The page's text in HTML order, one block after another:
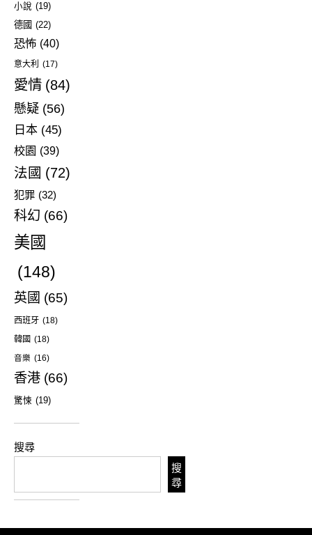
小說 (19)
德國 (22)
恐怖 (40)
意大利 (17)
愛情 (84)
懸疑 (56)
日本 (45)
校園 (39)
法國 (72)
犯罪 (32)
科幻 (66)
美國
(148)
英國 (65)
西班牙 (18)
韓國 (18)
音樂 (16)
香港 (66)
驚悚 (19)
搜尋
搜
尋